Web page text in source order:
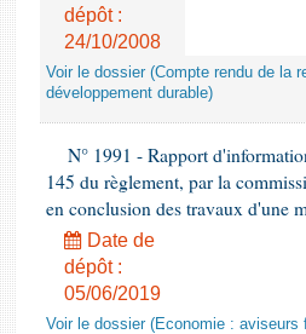
dépôt :
24/10/2008
Voir le dossier (Compte rendu de la
développement durable)
N° 1991 - Rapport
145 du règlement, par la
en conclusion des travaux d'une
Date de
dépôt :
05/06/2019
Voir le dossier (Economie : aviseurs